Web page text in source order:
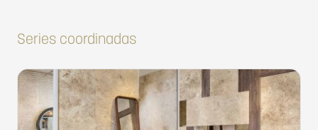
Series coordinadas